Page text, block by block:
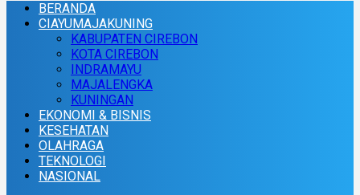
BERANDA
CIAYUMAJAKUNING
KABUPATEN CIREBON
KOTA CIREBON
INDRAMAYU
MAJALENGKA
KUNINGAN
EKONOMI & BISNIS
KESEHATAN
OLAHRAGA
TEKNOLOGI
NASIONAL